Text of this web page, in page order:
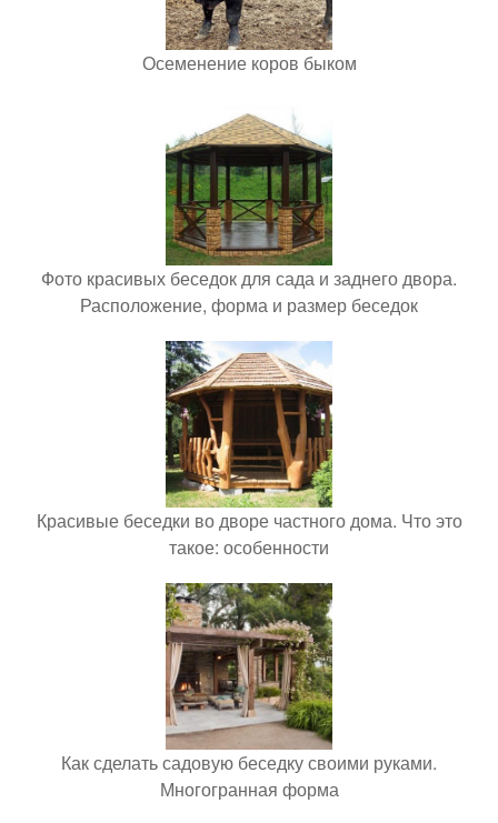
Осеменение коров быком
Фото красивых беседок для сада и заднего двора.
Расположение, форма и размер беседок
Красивые беседки во дворе частного дома. Что это
такое: особенности
Как сделать садовую беседку своими руками.
Многогранная форма